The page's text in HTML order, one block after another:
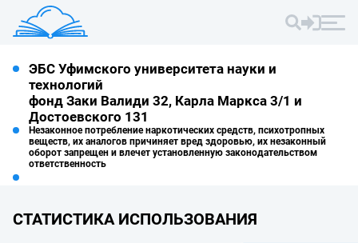
ЭБС Уфимского университета науки и
технологий
фонд Заки Валиди 32, Карла Маркса 3/1 и
Достоевского 131
Незаконное потребление наркотических средств, психотропных
веществ, их аналогов причиняет вред здоровью, их незаконный
оборот запрещен и влечет установленную законодательством
ответственность
СТАТИСТИКА ИСПОЛЬЗОВАНИЯ